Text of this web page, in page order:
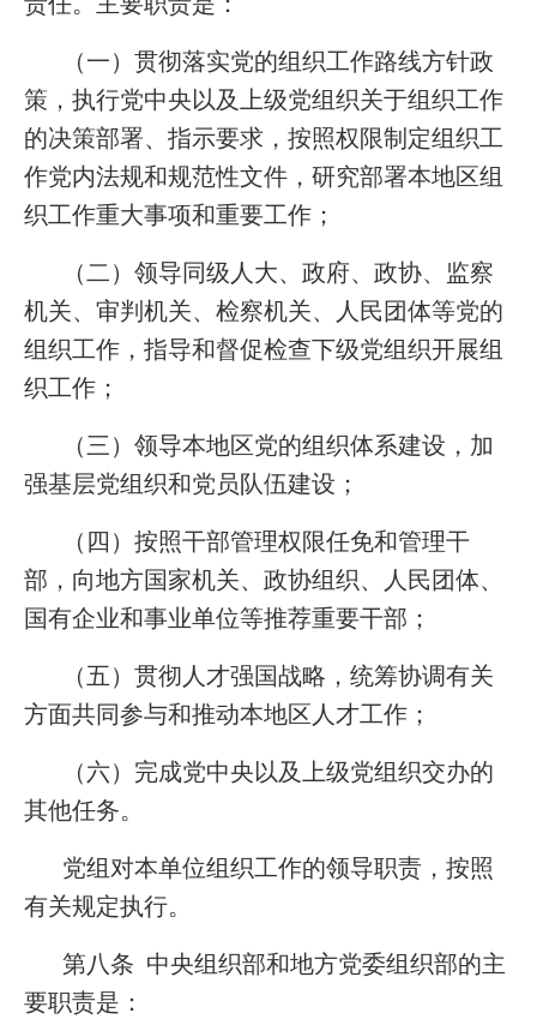
（一）贯彻落实党的组织工作路线方针政
策，执行党中央以及上级党组织关于组织工作
的决策部署、指示要求，按照权限制定组织工
作党内法规和规范性文件，研究部署本地区组
织工作重大事项和重要工作；
（二）领导同级人大、政府、政协、监察
机关、审判机关、检察机关、人民团体等党的
组织工作，指导和督促检查下级党组织开展组
织工作；
（三）领导本地区党的组织体系建设，加
强基层党组织和党员队伍建设；
（四）按照干部管理权限任免和管理干
部，向地方国家机关、政协组织、人民团体、
国有企业和事业单位等推荐重要干部；
（五）贯彻人才强国战略，统筹协调有关
方面共同参与和推动本地区人才工作；
（六）完成党中央以及上级党组织交办的
其他任务。
党组对本单位组织工作的领导职责，按照
有关规定执行。
第八条 中央组织部和地方党委组织部的主
要职责是：